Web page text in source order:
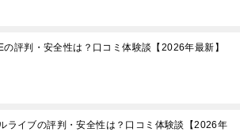
の評判・安全性は？口コミ体験談【2026年最新】
ライブの評判・安全性は？口コミ体験談【2026年